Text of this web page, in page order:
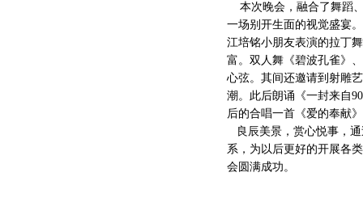
本次晚会，融合了舞蹈
一场别开生面的视觉盛宴
江培铭小朋友表演的拉丁
富。双人舞《碧波孔雀》
心弦。其间还邀请到射雕
潮。此后朗诵《一封来自
后的合唱一首《爱的奉献
良辰美景，赏心悦事，
系，为以后更好的开展各
会圆满成功。